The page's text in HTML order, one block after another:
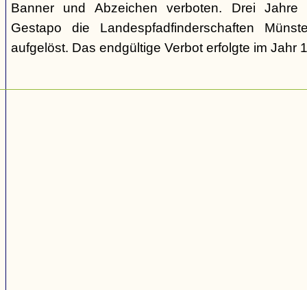
Banner und Abzeichen verboten. Drei
Gestapo die Landespfadfinderschaften
aufgelöst. Das endgültige Verbot erfolgte im Jahr